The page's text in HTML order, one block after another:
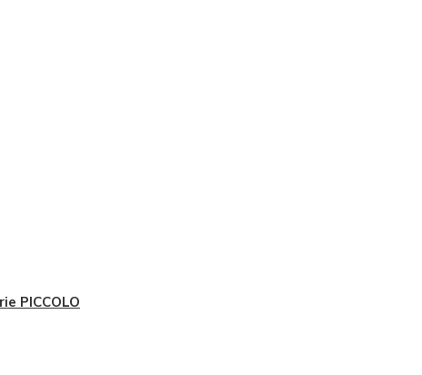
PICCOLO